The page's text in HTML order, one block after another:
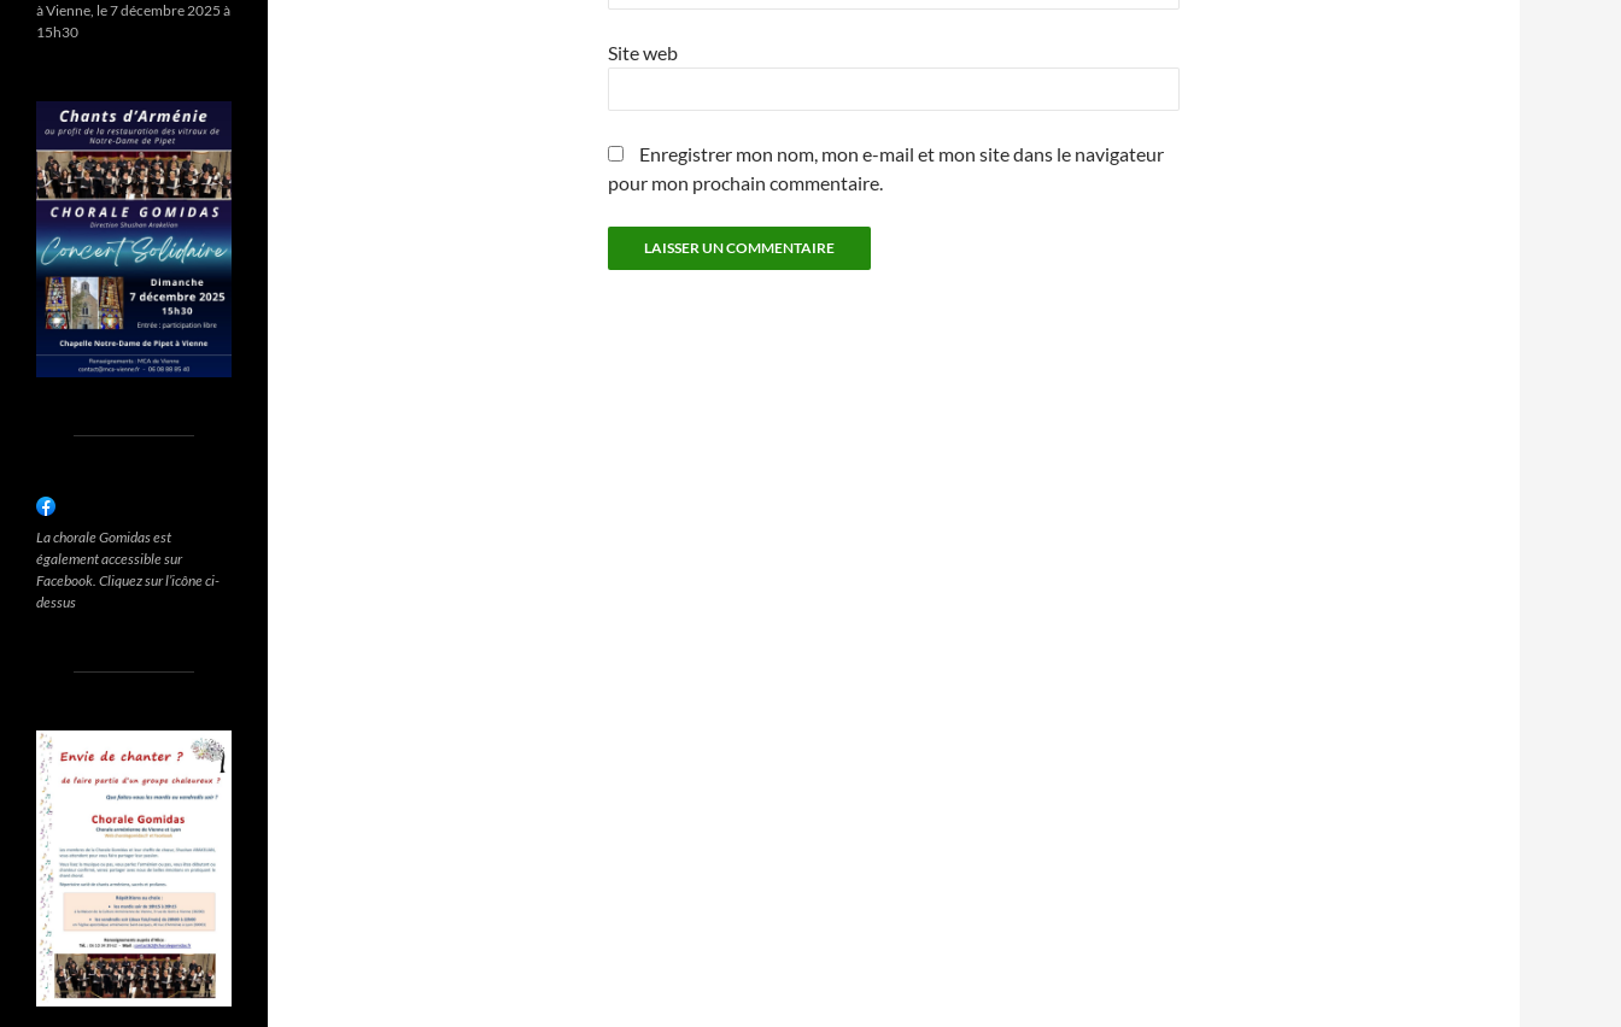
Site web
Enregistrer mon nom, mon e-mail et mon site dans le navigateur
pour mon prochain commentaire.
à Vienne, le 7 décembre 2025 à
15h30
La chorale Gomidas est
également accessible sur
Facebook. Cliquez sur l’icône ci-
dessus